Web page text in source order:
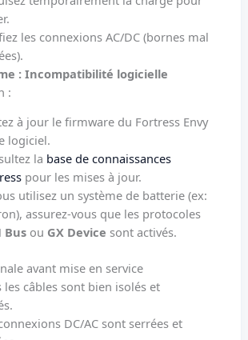
les connexions AC/DC (bornes mal
: Incompatibilité logicielle
:
à jour le firmware du Fortress Envy
logiciel.
la base de connaissances
pour les mises à jour.
utilisez un système de batterie (ex:
assurez-vous que les protocoles
Bus ou GX Device sont activés.
avant mise en service
les câbles sont bien isolés et
DC/AC sont serrées et